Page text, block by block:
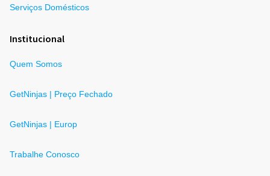
Serviços Domésticos
Institucional
Quem Somos
GetNinjas | Preço Fechado
GetNinjas | Europ
Trabalhe Conosco